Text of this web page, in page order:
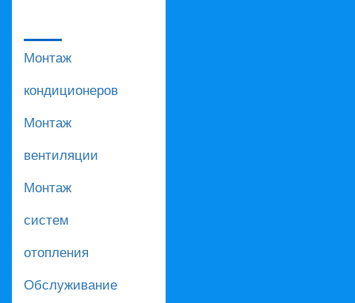
Монтаж
кондиционеров
Монтаж
вентиляции
Монтаж
систем
отопления
Обслуживание